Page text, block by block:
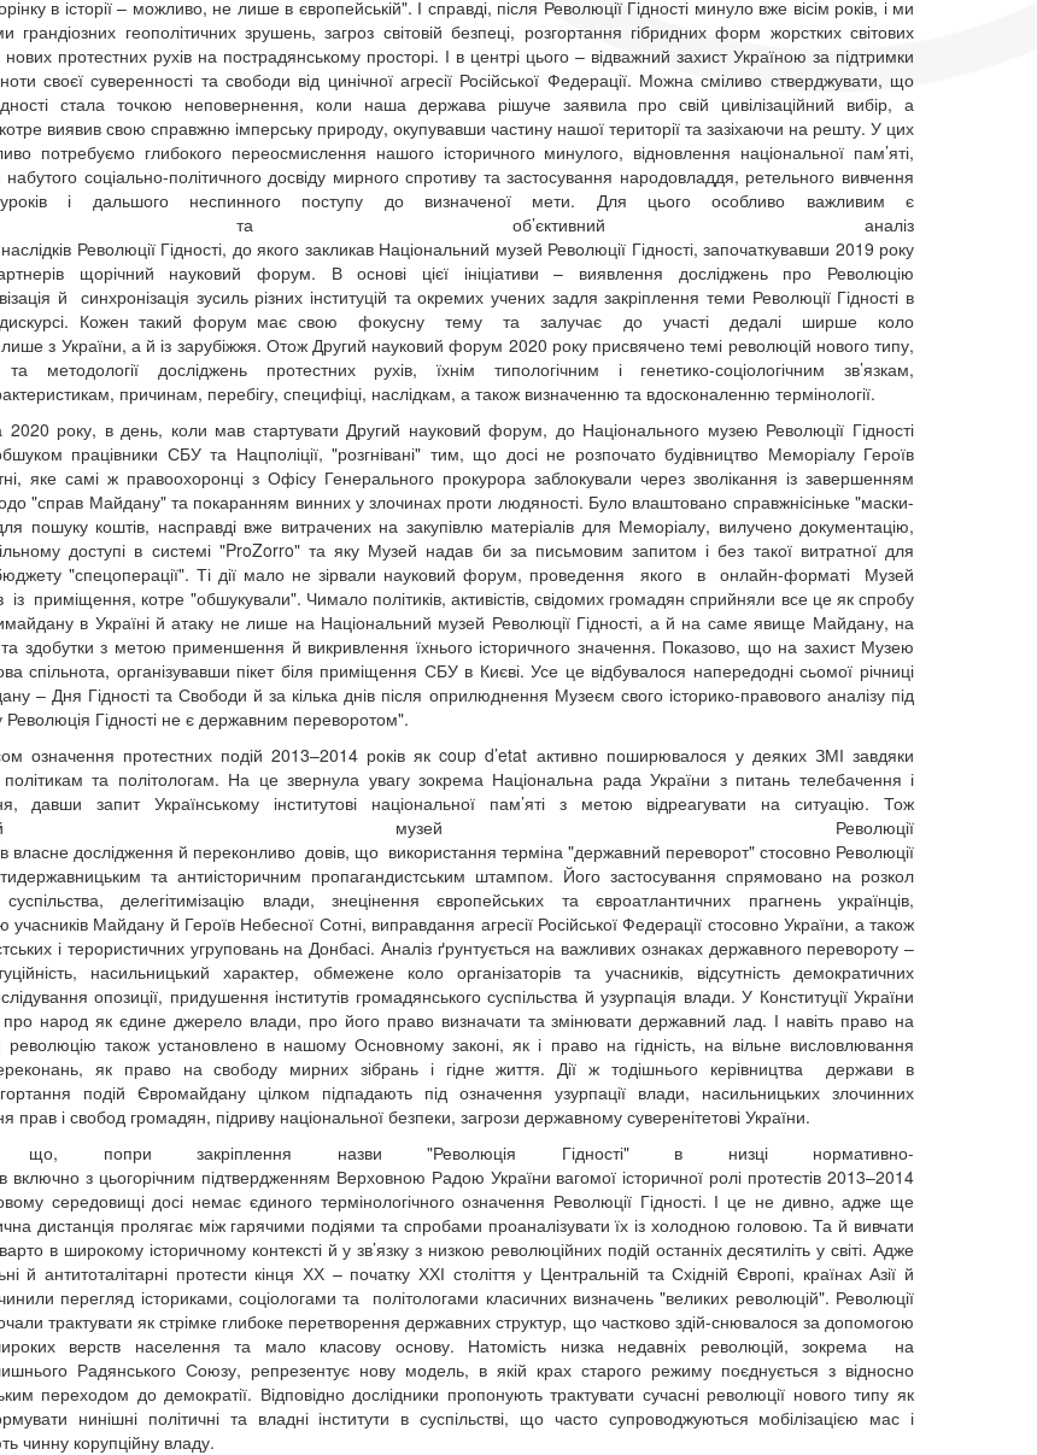
в історії – можливо, не лише в європейській". І справді, після Революції Гідності минуло вже вісім років, і ми
грандіозних геополітичних зрушень, загроз світовій безпеці, розгортання гібридних форм жорстких світових
нових протестних рухів на пострадянському просторі. І в центрі цього – відважний захист Україною за підтримки
своєї суверенності та свободи від цинічної агресії Російської Федерації. Можна сміливо стверджувати, що
стала точкою неповернення, коли наша держава рішуче заявила про свій цивілізаційний вибір, а
виявив свою справжню імперську природу, окупувавши частину нашої території та зазіхаючи на решту. У цих
потребуємо глибокого переосмислення нашого історичного минулого, відновлення національної пам’яті,
соціально-політичного досвіду мирного спротиву та застосування народовладдя, ретельного вивчення
і дальшого неспинного поступу до визначеної мети. Для цього особливо важливим є
та об’єктивний аналіз
Революції Гідності, до якого закликав Національний музей Революції Гідності, започаткувавши 2019 року
щорічний науковий форум. В основі цієї ініціативи – виявлення досліджень про Революцію
й синхронізація зусиль різних інституцій та окремих учених задля закріплення теми Революції Гідності в
дискурсі. Кожен такий форум має свою фокусну тему та залучає до участі дедалі ширше коло
лише з України, а й із зарубіжжя. Отож Другий науковий форум 2020 року присвячено темі революцій нового типу,
та методології досліджень протестних рухів, їхнім типологічним і генетико-соціологічним зв’язкам,
причинам, перебігу, специфіці, наслідкам, а також визначенню та вдосконаленню термінології.
2020 року, в день, коли мав стартувати Другий науковий форум, до Національного музею Революції Гідності
працівники СБУ та Нацполіції, "розгнівані" тим, що досі не розпочато будівництво Меморіалу Героїв
яке самі ж правоохоронці з Офісу Генерального прокурора заблокували через зволікання із завершенням
"справ Майдану" та покаранням винних у злочинах проти людяності. Було влаштовано справжнісіньке "маски-
пошуку коштів, насправді вже витрачених на закупівлю матеріалів для Меморіалу, вилучено документацію,
доступі в системі "ProZorro" та яку Музей надав би за письмовим запитом і без такої витратної для
"спецоперації". Ті дії мало не зірвали науковий форум, проведення якого в онлайн-форматі Музей
із приміщення, котре "обшукували". Чимало політиків, активістів, свідомих громадян сприйняли все це як спробу
в Україні й атаку не лише на Національний музей Революції Гідності, а й на саме явище Майдану, на
та здобутки з метою применшення й викривлення їхнього історичного значення. Показово, що на захист Музею
спільнота, організувавши пікет біля приміщення СБУ в Києві. Усе це відбувалося напередодні сьомої річниці
– Дня Гідності та Свободи й за кілька днів після оприлюднення Музеєм свого історико-правового аналізу під
Гідності не є державним переворотом".
означення протестних подій 2013–2014 років як coup d’etat активно поширювалося у деяких ЗМІ завдяки
політикам та політологам. На це звернула увагу зокрема Національна рада України з питань телебачення і
давши запит Українському інститутові національної пам’яті з метою відреагувати на ситуацію. Тож
музей Революції
власне дослідження й переконливо довів, що використання терміна "державний переворот" стосовно Революції
та антиісторичним пропагандистським штампом. Його застосування спрямовано на розкол
суспільства, делегітимізацію влади, знецінення європейських та євроатлантичних прагнень українців,
учасників Майдану й Героїв Небесної Сотні, виправдання агресії Російської Федерації стосовно України, а також
і терористичних угруповань на Донбасі. Аналіз ґрунтується на важливих ознаках державного перевороту –
насильницький характер, обмежене коло організаторів та учасників, відсутність демократичних
опозиції, придушення інститутів громадянського суспільства й узурпація влади. У Конституції України
про народ як єдине джерело влади, про його право визначати та змінювати державний лад. І навіть право на
революцію також установлено в нашому Основному законі, як і право на гідність, на вільне висловлювання
як право на свободу мирних зібрань і гідне життя. Дії ж тодішнього керівництва держави в
подій Євромайдану цілком підпадають під означення узурпації влади, насильницьких злочинних
прав і свобод громадян, підриву національної безпеки, загрози державному суверенітетові України.
що, попри закріплення назви "Революція Гідності" в низці нормативно-
включно з цьогорічним підтвердженням Верховною Радою України вагомої історичної ролі протестів 2013–2014
середовищі досі немає єдиного термінологічного означення Революції Гідності. І це не дивно, адже ще
дистанція пролягає між гарячими подіями та спробами проаналізувати їх із холодною головою. Та й вивчати
в широкому історичному контексті й у зв’язку з низкою революційних подій останніх десятиліть у світі. Адже
й антитоталітарні протести кінця ХХ – початку ХХІ століття у Центральній та Східній Європі, країнах Азії й
перегляд істориками, соціологами та політологами класичних визначень "великих революцій". Революції
трактувати як стрімке глибоке перетворення державних структур, що частково здій-снювалося за допомогою
верств населення та мало класову основу. Натомість низка недавніх революцій, зокрема на
Радянського Союзу, репрезентує нову модель, в якій крах старого режиму поєднується з відносно
переходом до демократії. Відповідно дослідники пропонують трактувати сучасні революції нового типу як
нинішні політичні та владні інститути в суспільстві, що часто супроводжуються мобілізацією мас і
чинну корупційну владу.